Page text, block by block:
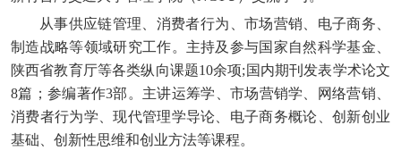
从事供应链管理、消费者行为、市场营销、电子商务、
制造战略等领域研究工作。主持及参与国家自然科学基金、
陕西省教育厅等各类纵向课题10余项;国内期刊发表学术论文
8篇；参编著作3部。主讲运筹学、市场营销学、网络营销、
消费者行为学、现代管理学导论、电子商务概论、创新创业
基础、创新性思维和创业方法等课程。